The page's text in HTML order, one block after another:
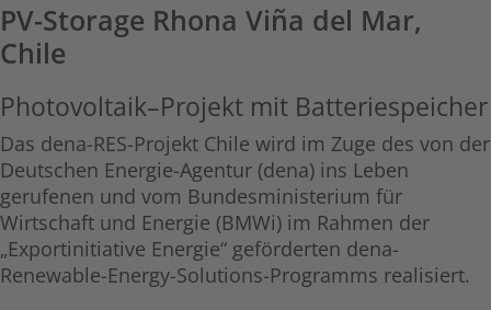
PV-Storage Rhona Viña del Mar,
Chile
Photovoltaik–Projekt mit Batteriespeicher
Das dena-RES-Projekt Chile wird im Zuge des von der
Deutschen Energie-Agentur (dena) ins Leben
gerufenen und vom Bundesministerium für
Wirtschaft und Energie (BMWi) im Rahmen der
„Exportinitiative Energie“ geförderten dena-
Renewable-Energy-Solutions-Programms realisiert.